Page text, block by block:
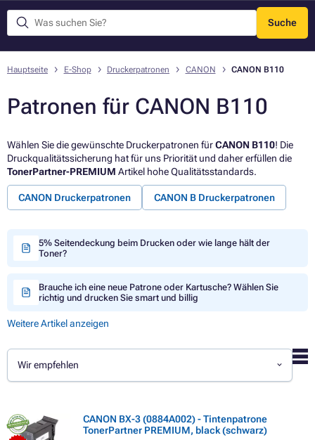
Suche
Menü
Hauptseite E-Shop Druckerpatronen CANON CANON B110
Patronen für CANON B110
Wählen Sie die gewünschte Druckerpatronen fürCANON B110! Die
Druckqualitätssicherung hat für uns Priorität und daher erfüllen die
TonerPartner-PREMIUM Artikel hohe Qualitätsstandards.
CANON Druckerpatronen CANON B Druckerpatronen
5% Seitendeckung beim Drucken oder wie lange hält der
Toner?
Brauche ich eine neue Patrone oder Kartusche? Wählen Sie
richtig und drucken Sie smart und billig
Weitere Artikel anzeigen
Wir empfehlen
CANON BX-3 (0884A002) - Tintenpatrone
TonerPartner PREMIUM, black (schwarz)